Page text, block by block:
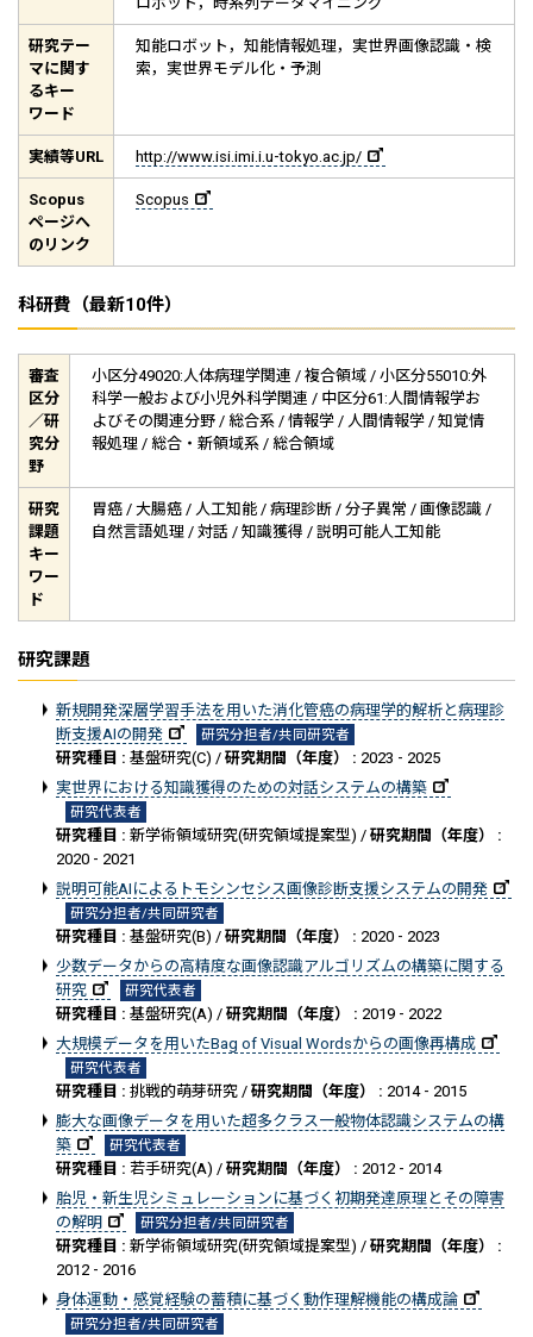
研究テー
マに関す
るキー
ワード
知能ロボット，知能情報処理，実世界画像認識・検
索，実世界モデル化・予測
実績等URL http://www.isi.imi.i.u-tokyo.ac.jp/
Scopus
ページへ
のリンク
Scopus
科研費（最新10件）
審査
区分
／研
究分
野
小区分49020:人体病理学関連 / 複合領域 / 小区分55010:外
科学一般および小児外科学関連 / 中区分61:人間情報学お
よびその関連分野 / 総合系 / 情報学 / 人間情報学 / 知覚情
報処理 / 総合・新領域系 / 総合領域
研究
課題
キー
ワー
ド
胃癌 / 大腸癌 / 人工知能 / 病理診断 / 分子異常 / 画像認識 /
自然言語処理 / 対話 / 知識獲得 / 説明可能人工知能
研究課題
新規開発深層学習手法を用いた消化管癌の病理学的解析と病理診
断支援AIの開発
研究分担者/共同研究者
研究種目 : 基盤研究(C) / 研究期間（年度） : 2023 - 2025
実世界における知識獲得のための対話システムの構築
研究代表者
研究種目 : 新学術領域研究(研究領域提案型) / 研究期間（年度） :
2020 - 2021
説明可能AIによるトモシンセシス画像診断支援システムの開発
研究分担者/共同研究者
研究種目 : 基盤研究(B) / 研究期間（年度） : 2020 - 2023
少数データからの高精度な画像認識アルゴリズムの構築に関する
研究
研究代表者
研究種目 : 基盤研究(A) / 研究期間（年度） : 2019 - 2022
大規模データを用いたBag of Visual Wordsからの画像再構成
研究代表者
研究種目 : 挑戦的萌芽研究 / 研究期間（年度） : 2014 - 2015
膨大な画像データを用いた超多クラス一般物体認識システムの構
築
研究代表者
研究種目 : 若手研究(A) / 研究期間（年度） : 2012 - 2014
胎児・新生児シミュレーションに基づく初期発達原理とその障害
の解明
研究分担者/共同研究者
研究種目 : 新学術領域研究(研究領域提案型) / 研究期間（年度） :
2012 - 2016
身体運動・感覚経験の蓄積に基づく動作理解機能の構成論
研究分担者/共同研究者